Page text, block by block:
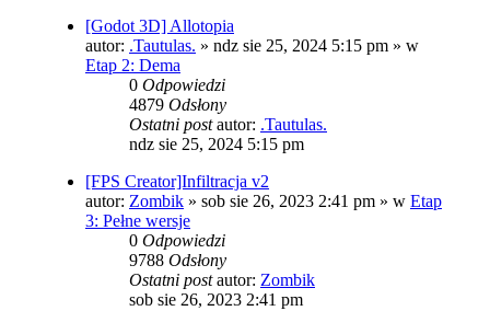
[Godot 3D] Allotopia
autor: .Tautulas. » ndz sie 25, 2024 5:15 pm » w
Etap 2: Dema
0 Odpowiedzi
4879 Odsłony
Ostatni postautor: .Tautulas.
ndz sie 25, 2024 5:15 pm
[FPS Creator]Infiltracja v2
autor: Zombik » sob sie 26, 2023 2:41 pm » w Etap
3: Pełne wersje
0 Odpowiedzi
9788 Odsłony
Ostatni postautor: Zombik
sob sie 26, 2023 2:41 pm